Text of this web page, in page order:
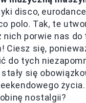
disco,
polo. Tak, te
nich porwie nas
Ciesz się,
do tych
się
nostalgii?